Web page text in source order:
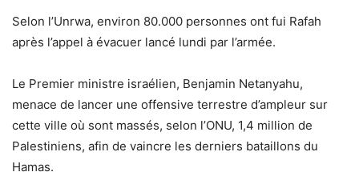
Selon l’Unrwa, environ 80.000 personnes ont fui Rafah
après l’appel à évacuer lancé lundi par l’armée.
Le Premier ministre israélien, Benjamin Netanyahu,
menace de lancer une offensive terrestre d’ampleur sur
cette ville où sont massés, selon l’ONU, 1,4 million de
Palestiniens, afin de vaincre les derniers bataillons du
Hamas.